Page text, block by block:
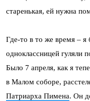
старенькая, ей нужна
Где-то в то же время –
одноклассницей гуляли
Было 7 апреля, как я
в Малом соборе,
Патриарха Пимена. Он